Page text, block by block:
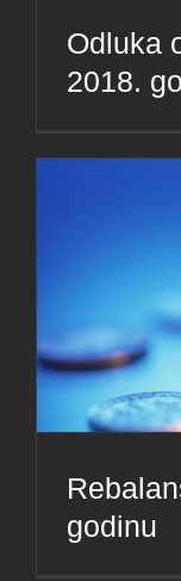
Odluka
2018.
godinu